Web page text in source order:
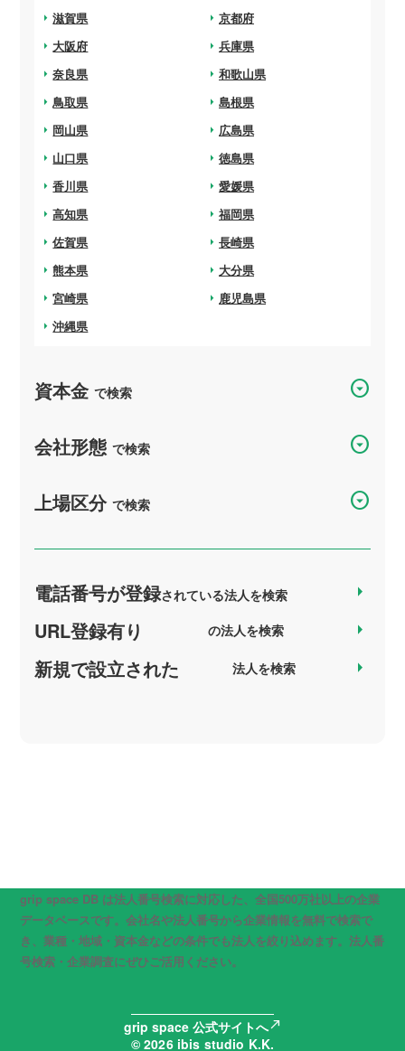
滋賀県
arrow_right 京都府
arrow_right
大阪府
arrow_right 兵庫県
arrow_right
奈良県
arrow_right 和歌山県
arrow_right
鳥取県
arrow_right 島根県
arrow_right
岡山県
arrow_right 広島県
arrow_right
山口県
arrow_right 徳島県
arrow_right
香川県
arrow_right 愛媛県
arrow_right
高知県
arrow_right 福岡県
arrow_right
佐賀県
arrow_right 長崎県
arrow_right
熊本県
arrow_right 大分県
arrow_right
宮崎県
arrow_right 鹿児島県
arrow_right
沖縄県
arrow_right
資本金で検索 arrow_drop_down_circle
会社形態で検索 arrow_drop_down_circle
上場区分で検索 arrow_drop_down_circle
電話番号が登録されている法人を検索 arrow_right
URL登録有り の法人を検索 arrow_right
新規で設立された 法人を検索 arrow_right
grip space DB は法人番号検索に対応した、全国500万社以上の企業
データベースです。会社名や法人番号から企業情報を無料で検索で
き、業種・地域・資本金などの条件でも法人を絞り込めます。法人番
号検索・企業調査にぜひご活用ください。
grip space 公式サイトへnorth_east
© 2026 ibis studio K.K.